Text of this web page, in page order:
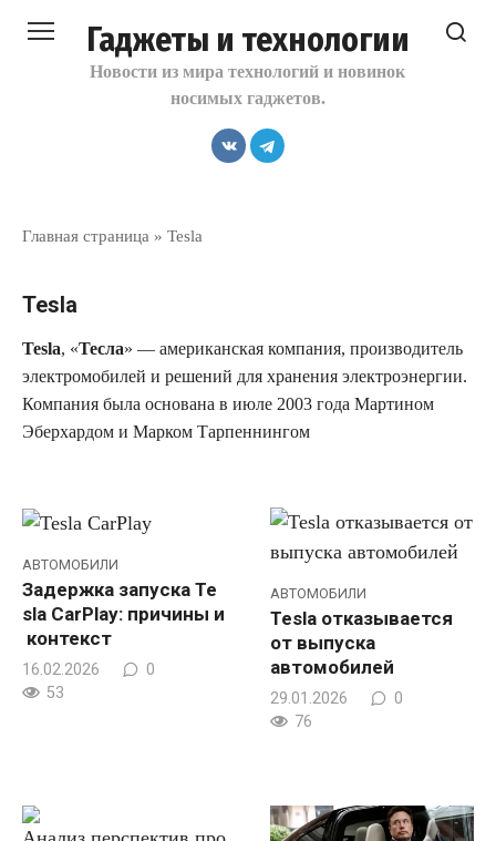
Гаджеты и технологии
Новости из мира технологий и новинок
носимых гаджетов.
Главная страница » Tesla
Tesla
Tesla, «Тесла» — американская компания, производитель
электромобилей и решений для хранения электроэнергии.
Компания была основана в июле 2003 года Мартином
Эберхардом и Марком Тарпеннингом
АВТОМОБИЛИ
Задержка запуска Te
sla CarPlay: причины и
контекст
16.02.2026
0
53
АВТОМОБИЛИ
Tesla отказывается
от выпуска
автомобилей
29.01.2026
0
76